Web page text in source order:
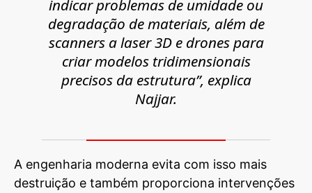
indicar problemas de umidade ou
degradação de materiais, além de
scanners a laser 3D e drones para
criar modelos tridimensionais
precisos da estrutura”, explica
Najjar.
A engenharia moderna evita com isso mais
destruição e também proporciona intervenções